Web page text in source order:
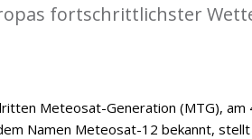
fortschrittlichster
Meteosat-Generation (MTG), am
Namen Meteosat-12 bekannt,